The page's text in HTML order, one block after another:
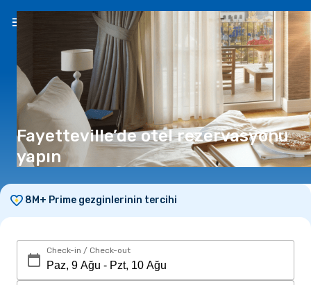
TR(₺)
Fayetteville’de otel rezervasyonu
yapın
8M+ Prime gezginlerinin tercihi
Check-in / Check-out